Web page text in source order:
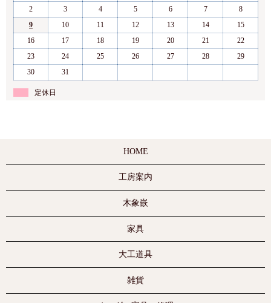
2
3 4 5 6 7
8
9
10 11 12 13 14
15
16
17 18 19 20 21
22
23
24 25 26 27 28
29
30
31
定休日
HOME
工房案内
木象嵌
家具
大工道具
雑貨